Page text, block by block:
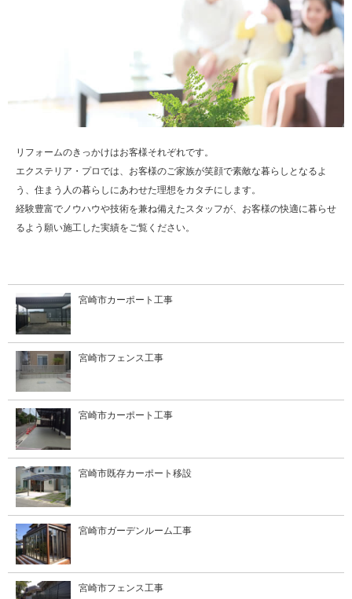
リフォームのきっかけはお客様それぞれです。
エクステリア・プロでは、お客様のご家族が笑顔で素敵な暮らしとなるよ
う、住まう人の暮らしにあわせた理想をカタチにします。
経験豊富でノウハウや技術を兼ね備えたスタッフが、お客様の快適に暮らせ
るよう願い施工した実績をご覧ください。
宮崎市カーポート工事
宮崎市フェンス工事
宮崎市カーポート工事
宮崎市既存カーポート移設
宮崎市ガーデンルーム工事
宮崎市フェンス工事